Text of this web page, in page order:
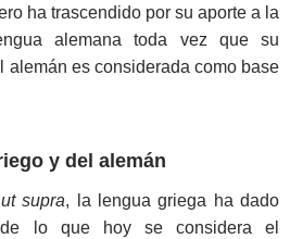
ha trascendido por su aporte a la
alemana toda vez que su
alemán es considerada como base
y del alemán
ut supra, la lengua griega ha dado
lo que hoy se considera el